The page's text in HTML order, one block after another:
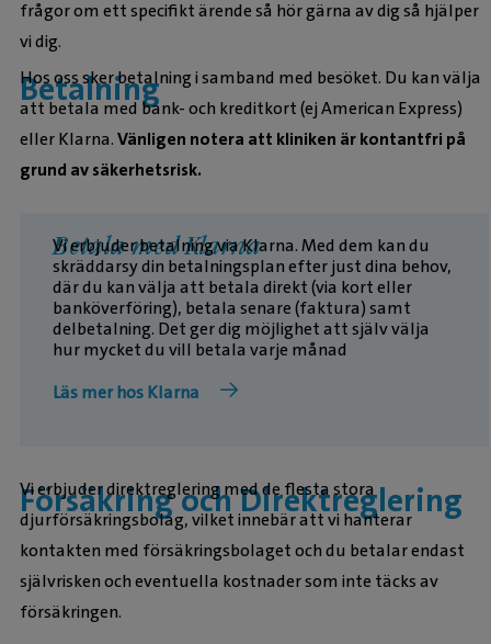
frågor om ett specifikt ärende så hör gärna av dig så hjälper
vi dig.
Betalning
Hos oss sker betalning i samband med besöket. Du kan välja
att betala med bank- och kreditkort (ej American Express)
eller Klarna.Vänligen notera att kliniken är kontantfri på
grund av säkerhetsrisk.
Betala med Klarna
Vi erbjuder betalning via Klarna. Med dem kan du
skräddarsy din betalningsplan efter just dina behov,
där du kan välja att betala direkt (via kort eller
banköverföring), betala senare (faktura) samt
delbetalning. Det ger dig möjlighet att själv välja
hur mycket du vill betala varje månad
Läs mer hos Klarna
Försäkring och Direktreglering
Vi erbjuder direktreglering med de flesta stora
djurförsäkringsbolag, vilket innebär att vi hanterar
kontakten med försäkringsbolaget och du betalar endast
självrisken och eventuella kostnader som inte täcks av
försäkringen.